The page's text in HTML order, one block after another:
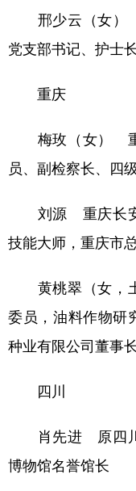
邢少云（女）
党支部书记、护士
重庆
梅玫（女） 重
员、副检察长、四
刘源 重庆长安
技能大师，重庆市
黄桃翠（女，
委员，油料作物研
种业有限公司董事
四川
肖先进 原四川
博物馆名誉馆长